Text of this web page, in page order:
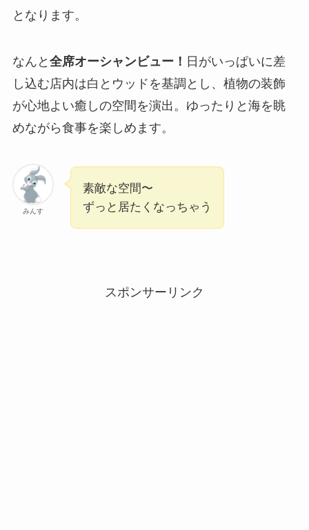
となります。
なんと 全席オーシャンビュー！ 日がいっぱいに差
し込む店内は白とウッドを基調とし、植物の装飾
が心地よい癒しの空間を演出。ゆったりと海を眺
めながら食事を楽しめます。
みんす
素敵な空間〜
ずっと居たくなっちゃう
スポンサーリンク